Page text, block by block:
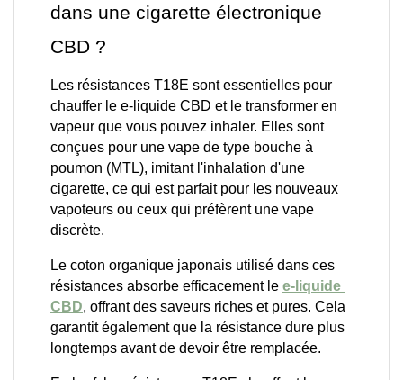
dans une cigarette électronique
CBD ?
Les résistances T18E sont essentielles pour
chauffer le e-liquide CBD et le transformer en
vapeur que vous pouvez inhaler. Elles sont
conçues pour une vape de type bouche à
poumon (MTL), imitant l'inhalation d'une
cigarette, ce qui est parfait pour les nouveaux
vapoteurs ou ceux qui préfèrent une vape
discrète.
Le coton organique japonais utilisé dans ces
résistances absorbe efficacement le e-liquide
CBD, offrant des saveurs riches et pures. Cela
garantit également que la résistance dure plus
longtemps avant de devoir être remplacée.